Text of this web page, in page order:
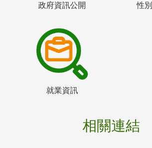
政府資訊公開 性
就業資訊
相關連結